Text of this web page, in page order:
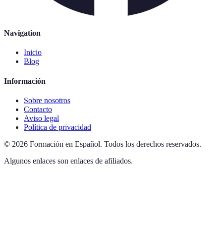
Navigation
Inicio
Blog
Información
Sobre nosotros
Contacto
Aviso legal
Política de privacidad
© 2026 Formación en Español. Todos los derechos reservados.
Algunos enlaces son enlaces de afiliados.